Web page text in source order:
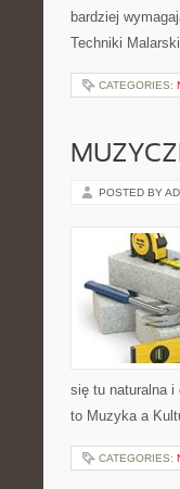
bardziej
Techniki
CATEGORIES:
POSTED BY
się tu naturalna i
to Muzyka a
CATEGORIES: